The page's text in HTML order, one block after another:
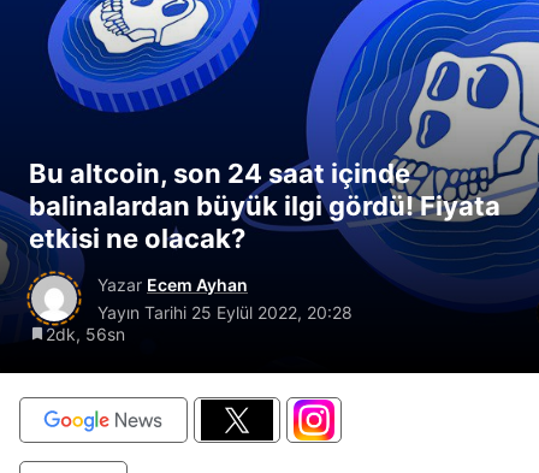
Bu altcoin, son 24 saat içinde
balinalardan büyük ilgi gördü! Fiyata
etkisi ne olacak?
Yazar Ecem Ayhan
Yayın Tarihi 25 Eylül 2022, 20:28
2dk, 56sn